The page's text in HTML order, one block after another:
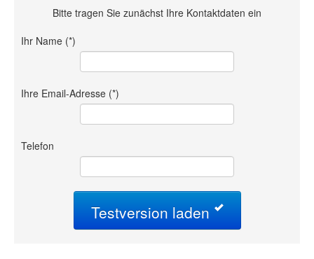
Bitte tragen Sie zunächst Ihre Kontaktdaten ein
Ihr Name (*)
Ihre Email-Adresse (*)
Telefon
Testversion laden